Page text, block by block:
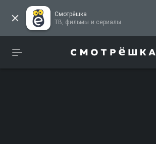
Смотрёшка
ТВ, фильмы и сериалы